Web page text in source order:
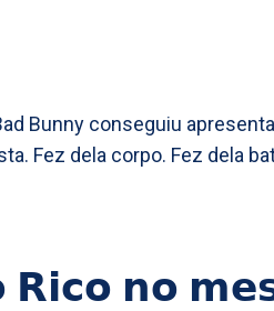
Bunny conseguiu
Fez dela corpo. Fez dela
𝗥𝗶𝗰𝗼 𝗻𝗼